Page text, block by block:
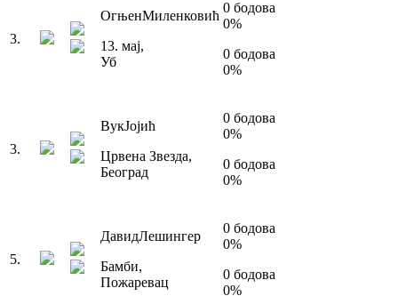
3.
ОгњенМиленковић
13. мај,
Уб
0 бодова
0%
0 бодова
0%
3.
ВукЈојић
Црвена Звезда,
Београд
0 бодова
0%
0 бодова
0%
5.
ДавидЛешингер
Бамби,
Пожаревац
0 бодова
0%
0 бодова
0%